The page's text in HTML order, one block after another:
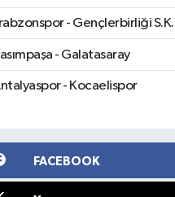
- Gençlerbirliği S.K.
- Galatasaray
- Kocaelispor
FACEBOOK